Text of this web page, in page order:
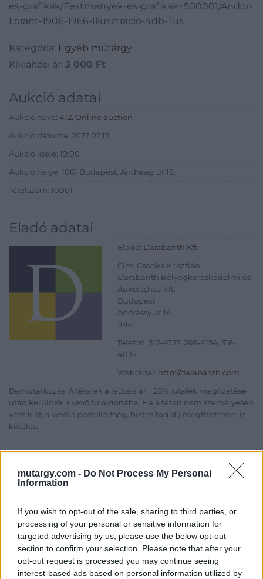
mutargy.com - Do Not Process My Personal
Information
If you wish to opt-out of the sale, sharing to third parties, or
processing of your personal or sensitive information for
targeted advertising by us, please use the below opt-out
section to confirm your selection. Please note that after your
opt-out request is processed you may continue seeing
interest-based ads based on personal information utilized by
es-grafikak/Festmenyek-es-grafikak~500001/Andor-
Lorant-1906-1966-Illusztracio-4db-Tus
Kategória: Egyéb műtárgy
Kikiáltási ár: 3 000 Ft
Aukció adatai
Aukció neve: 412. Online auction
Aukció dátuma: 2022.02.17
Aukció ideje: 19:00
Aukció helye: 1061 Budapest, Andrássy út 16.
Tételszám: 10001
Eladó adatai
Eladó: Darabanth Kft
Cím: Csonka Krisztián
Darabanth Bélyegkereskedelmi és
Aukciósház Kft.
Budapest
Andrássy út 16.
1061
Telefon: 317-4757, 266-4154, 318-
4035
Weboldal: http://darabanth.com
Bemutatkozás: A tételek a leütési ár + 25% jutalék megfizetése
után kerülnek a vevő tulajdonába. Ha a tételt nem személyesen
veszik át, a vevő a postaköltség, biztosítási díj megfizetésére is
köteles.
GALÉRIA TOVÁBBI MŰTÁRGYAI
KAPCSOLÓDÓ MŰTÁRGYAK